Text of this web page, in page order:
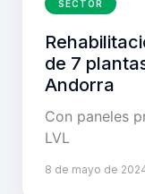
SECTOR
de 7
Andorra
Con paneles
LVL
8 de mayo de